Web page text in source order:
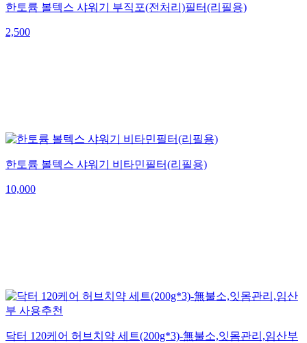
한토륨 볼텍스 샤워기 부직포(전처리)필터(리필용)
2,500
한토륨 볼텍스 샤워기 비타민필터(리필용)
10,000
닥터 120케어 허브치약 세트(200g*3)-無불소,잇몸관리,임산부